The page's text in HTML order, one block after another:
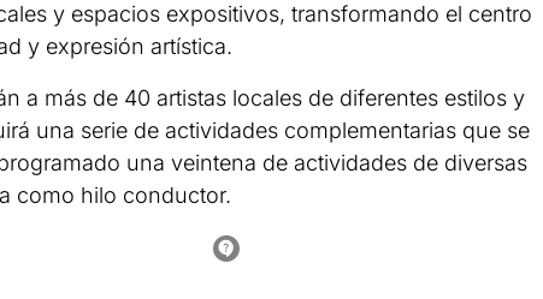
y espacios expositivos, transformando el centro
y expresión artística.
a más de 40 artistas locales de diferentes estilos y
una serie de actividades complementarias que se
una veintena de actividades de diversas
como hilo conductor.